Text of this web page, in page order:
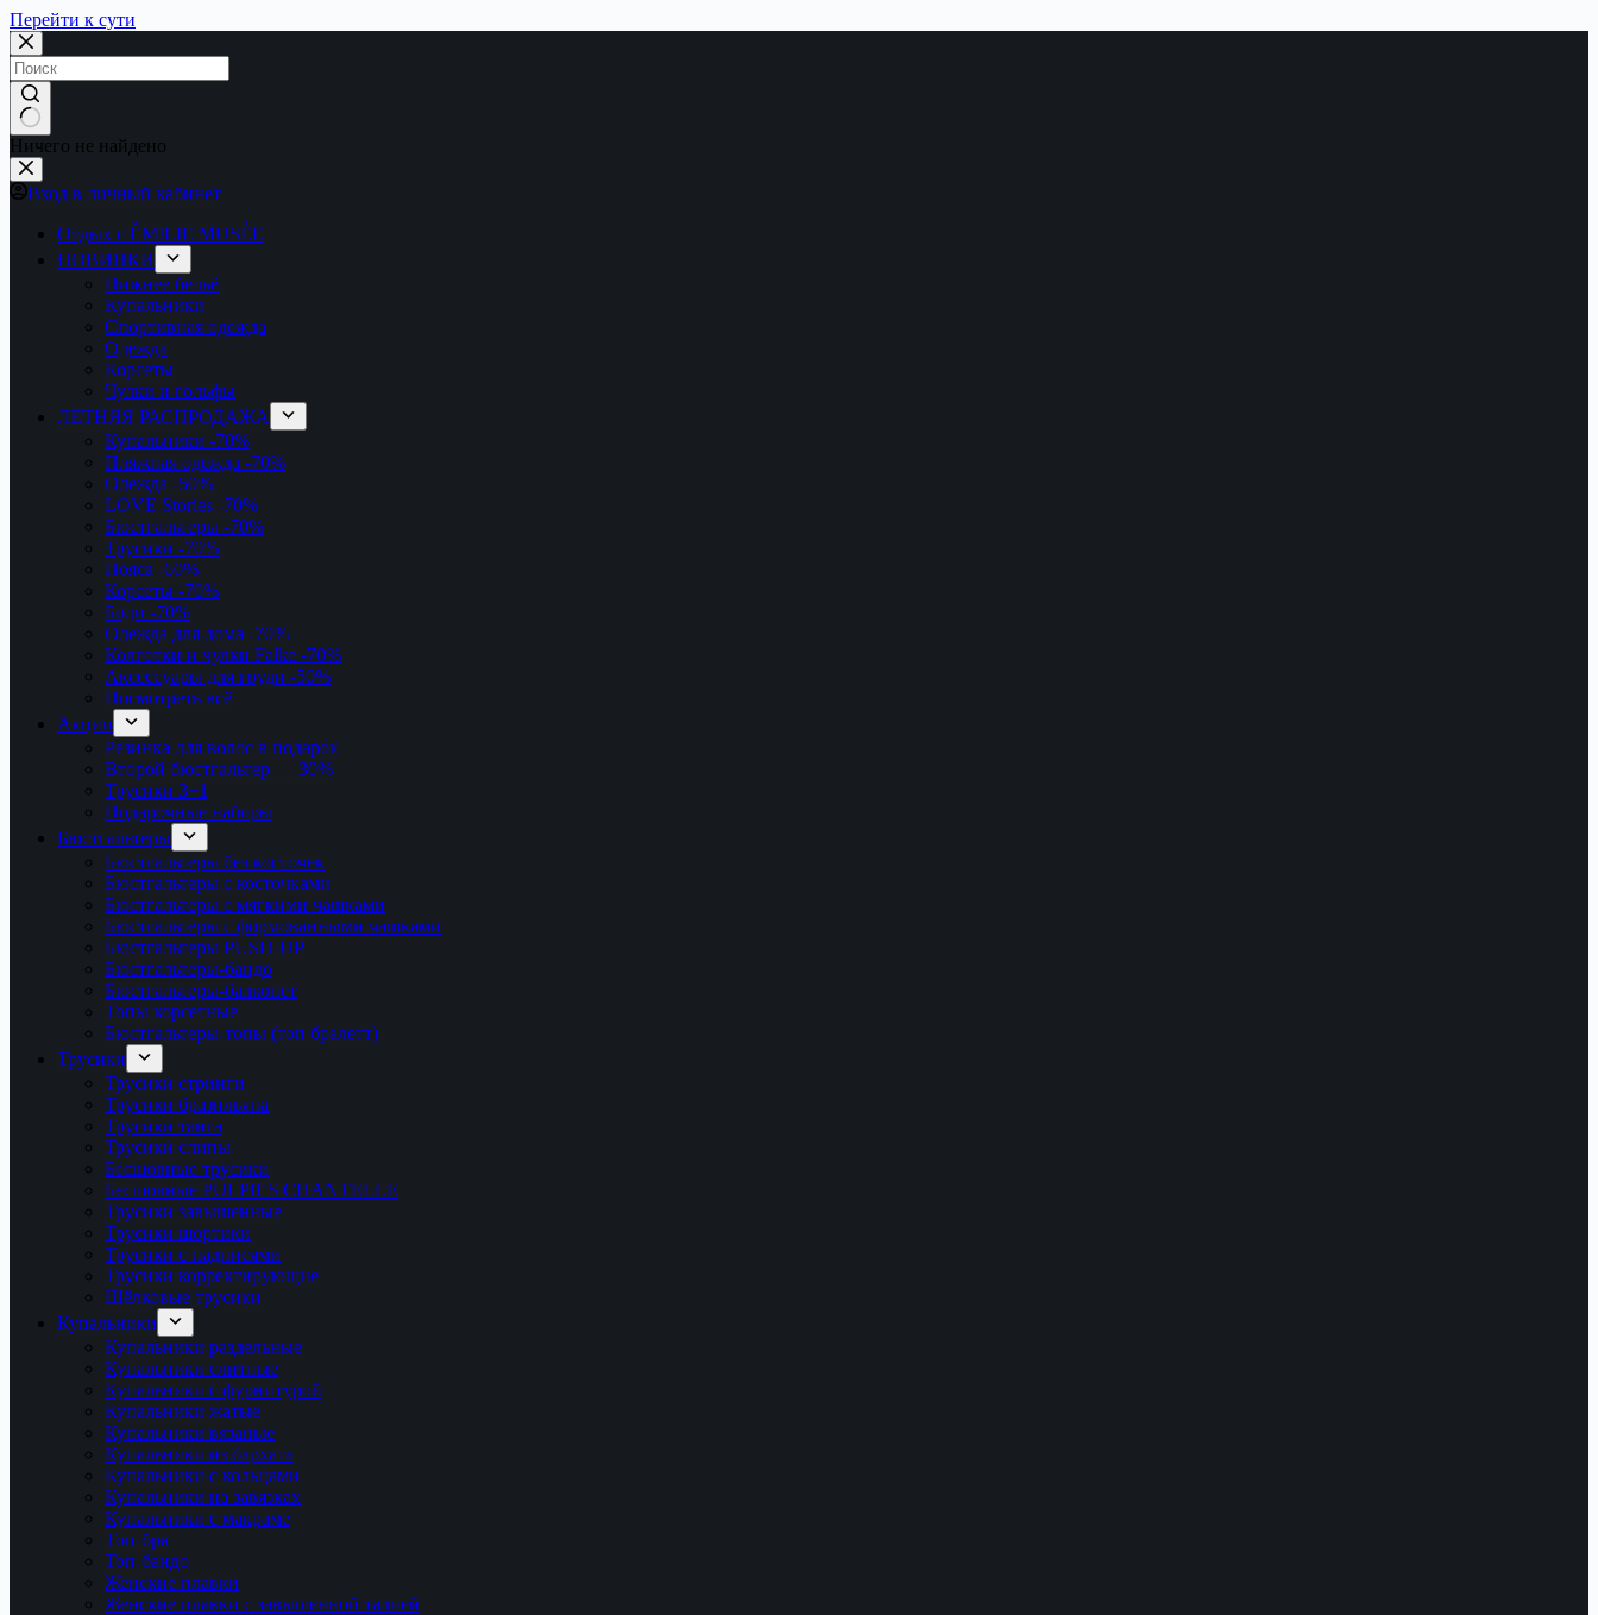
Перейти к сути
Ничего не найдено
Вход в личный кабинет
Отдых с ÉMILIE MUSÉE
НОВИНКИ
Нижнее бельё
Купальники
Спортивная одежда
Одежда
Корсеты
Чулки и гольфы
ЛЕТНЯЯ РАСПРОДАЖА
Купальники -70%
Пляжная одежда -70%
Одежда -50%
LOVE Stories -70%
Бюстгальтеры -70%
Трусики -70%
Пояса -60%
Корсеты -70%
Боди -70%
Одежда для дома -70%
Колготки и чулки Falke -70%
Аксессуары для груди -50%
Посмотреть всё
Акции
Резинка для волос в подарок
Второй бюстгальтер — 30%
Трусики 3+1
Подарочные наборы
Бюстгальтеры
Бюстгальтеры без косточек
Бюстгальтеры с косточками
Бюстгальтеры с мягкими чашками
Бюстгальтеры с формованными чашками
Бюстгальтеры PUSH-UP
Бюстгальтеры-бандо
Бюстгальтеры-балконет
Топы корсетные
Бюстгальтеры-топы (топ бралетт)
Трусики
Трусики стринги
Трусики бразильяна
Трусики танга
Трусики слипы
Бесшовные трусики
Бесшовные PULPIES CHANTELLE
Трусики завышенные
Трусики шортики
Трусики с надписями
Трусики корректирующие
Шёлковые трусики
Купальники
Купальники раздельные
Купальники слитные
Купальники с фурнитурой
Купальники жатые
Купальники вязаные
Купальники из бархата
Купальники с кольцами
Купальники на завязках
Купальники с макраме
Топ-бра
Топ-бандо
Женские плавки
Женские плавки с завышенной талией